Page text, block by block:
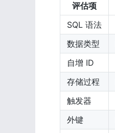
评估项
SQL 语法
数据类型
自增 ID
存储过程
触发器
外键